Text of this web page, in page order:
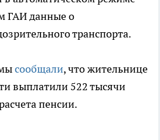
ГАИ данные о
транспорта.
сообщали, что жительнице
выплатили 522 тысячи
пенсии.